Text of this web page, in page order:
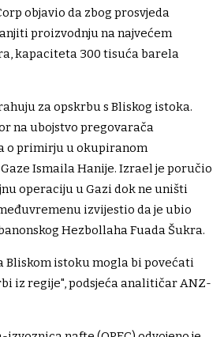
objavio da zbog prosvjeda
proizvodnju na najvećem
kapaciteta 300 tisuća barela
za opskrbu s Bliskog istoka.
na ubojstvo pregovarača
o primirju u okupiranom
Ismaila Hanije. Izrael je poručio
operaciju u Gazi dok ne uništi
izvijestio da je ubio
Hezbollaha Fuada Šukra.
Bliskom istoku mogla bi povećati
iz regije", podsjeća analitičar ANZ-